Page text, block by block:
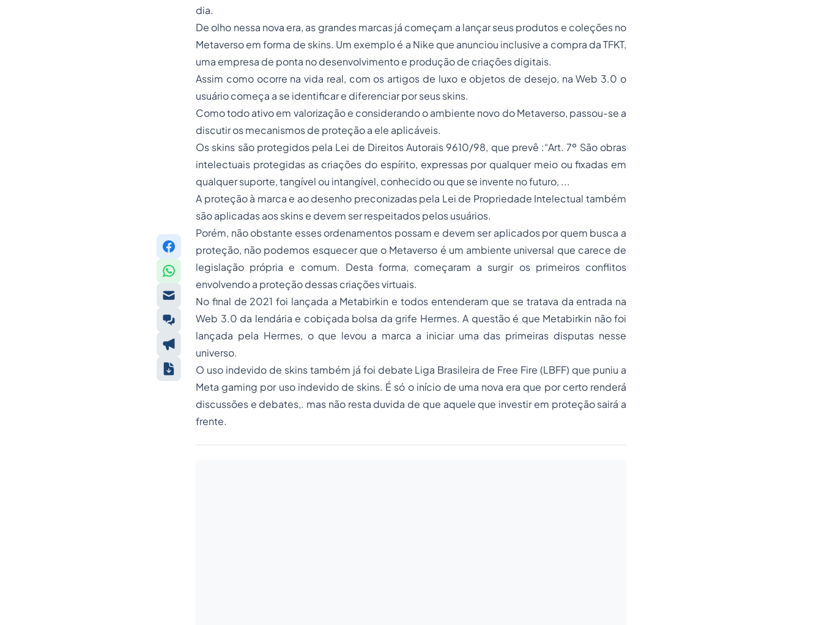
dia.
De olho nessa nova era, as grandes marcas já começam a lançar seus produtos e coleções no
Metaverso em forma de skins. Um exemplo é a Nike que anunciou inclusive a compra da TFKT,
uma empresa de ponta no desenvolvimento e produção de criações digitais.
Assim como ocorre na vida real, com os artigos de luxo e objetos de desejo, na Web 3.0 o
usuário começa a se identificar e diferenciar por seus skins.
Como todo ativo em valorização e considerando o ambiente novo do Metaverso, passou-se a
discutir os mecanismos de proteção a ele aplicáveis.
Os skins são protegidos pela Lei de Direitos Autorais 9610/98, que prevê :“Art. 7º São obras
intelectuais protegidas as criações do espírito, expressas por qualquer meio ou fixadas em
qualquer suporte, tangível ou intangível, conhecido ou que se invente no futuro, ...
A proteção à marca e ao desenho preconizadas pela Lei de Propriedade Intelectual também
são aplicadas aos skins e devem ser respeitados pelos usuários.
Porém, não obstante esses ordenamentos possam e devem ser aplicados por quem busca a
proteção, não podemos esquecer que o Metaverso é um ambiente universal que carece de
legislação própria e comum. Desta forma, começaram a surgir os primeiros conflitos
envolvendo a proteção dessas criações virtuais.
No final de 2021 foi lançada a Metabirkin e todos entenderam que se tratava da entrada na
Web 3.0 da lendária e cobiçada bolsa da grife Hermes. A questão é que Metabirkin não foi
lançada pela Hermes, o que levou a marca a iniciar uma das primeiras disputas nesse
universo.
O uso indevido de skins também já foi debate Liga Brasileira de Free Fire (LBFF) que puniu a
Meta gaming por uso indevido de skins. É só o início de uma nova era que por certo renderá
discussões e debates,. mas não resta duvida de que aquele que investir em proteção sairá a
frente.